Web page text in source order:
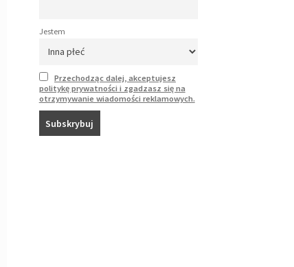
Jestem
Przechodząc dalej, akceptujesz
politykę prywatności i zgadzasz się na
otrzymywanie wiadomości reklamowych.